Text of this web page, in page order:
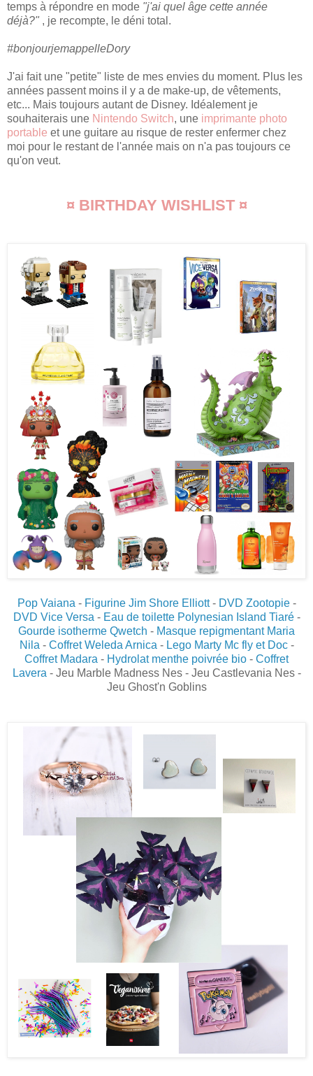
temps à répondre en mode "j'ai quel âge cette année
déjà?" , je recompte, le déni total.
#bonjourjemappelleDory
J'ai fait une "petite" liste de mes envies du moment. Plus les
années passent moins il y a de make-up, de vêtements,
etc... Mais toujours autant de Disney. Idéalement je
souhaiterais une Nintendo Switch, une imprimante photo
portable et une guitare au risque de rester enfermer chez
moi pour le restant de l'année mais on n'a pas toujours ce
qu'on veut.
¤ BIRTHDAY WISHLIST ¤
Pop Vaiana - Figurine Jim Shore Elliott- DVD Zootopie-
DVD Vice Versa - Eau de toilette Polynesian Island Tiaré-
Gourde isotherme Qwetch - Masque repigmentant Maria
Nila - Coffret Weleda Arnica - Lego Marty Mc fly et Doc-
Coffret Madara - Hydrolat menthe poivrée bio - Coffret
Lavera - Jeu Marble Madness Nes - Jeu Castlevania Nes -
Jeu Ghost'n Goblins